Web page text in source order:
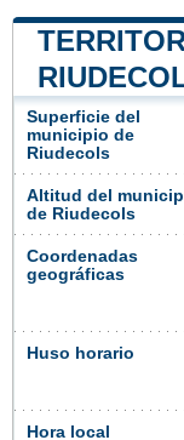
Superficie del
municipio de
Riudecols
Altitud del
de Riudecols
Coordenadas
geográficas
Huso horario
Hora local